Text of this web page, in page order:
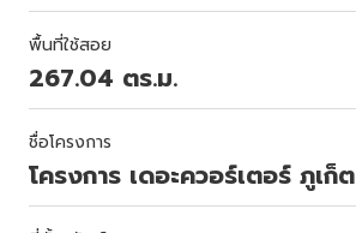
พื้นที่ใช้สอย
267.04 ตร.ม.
ชื่อโครงการ
โครงการ เดอะควอร์เตอร์ ภูเก็ต